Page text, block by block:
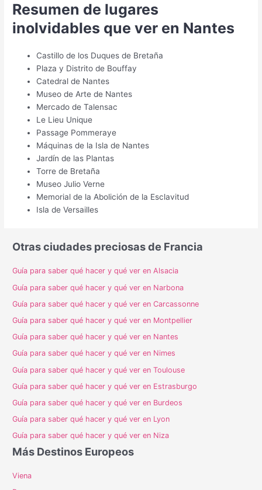
Resumen de lugares
inolvidables que ver en Nantes
Castillo de los Duques de Bretaña
Plaza y Distrito de Bouffay
Catedral de Nantes
Museo de Arte de Nantes
Mercado de Talensac
Le Lieu Unique
Passage Pommeraye
Máquinas de la Isla de Nantes
Jardín de las Plantas
Torre de Bretaña
Museo Julio Verne
Memorial de la Abolición de la Esclavitud
Isla de Versailles
Otras ciudades preciosas de Francia
Guía para saber qué hacer y qué ver en Alsacia
Guía para saber qué hacer y qué ver en Narbona
Guía para saber qué hacer y qué ver en Carcassonne
Guía para saber qué hacer y qué ver en Montpellier
Guía para saber qué hacer y qué ver en Nantes
Guía para saber qué hacer y qué ver en Nimes
Guía para saber qué hacer y qué ver en Toulouse
Guía para saber qué hacer y qué ver en Estrasburgo
Guía para saber qué hacer y qué ver en Burdeos
Guía para saber qué hacer y qué ver en Lyon
Guía para saber qué hacer y qué ver en Niza
Más Destinos Europeos
Viena